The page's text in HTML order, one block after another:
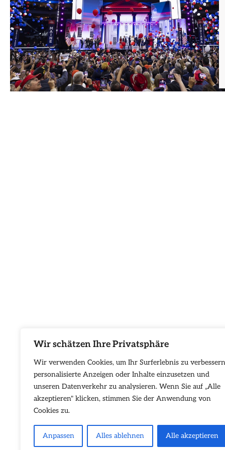
Wir schätzen Ihre Privatsphäre
Wir verwenden Cookies, um Ihr Surferlebnis zu
personalisierte Anzeigen oder Inhalte einzusetzen und
unseren Datenverkehr zu analysieren. Wenn Sie auf „Alle
akzeptieren" klicken, stimmen Sie der Anwendung von
Cookies zu.
Anpassen Alles ablehnen Alle akzeptieren